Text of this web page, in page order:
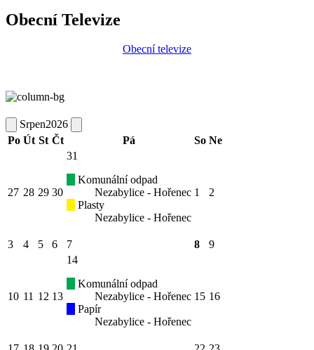
Obecní Televize
Obecní televize
Srpen2026
Po Út St Čt Pá So Ne
27 28 29 30
31
Komunální odpad
Nezabylice - Hořenec
Plasty
Nezabylice - Hořenec
1 2
3 4 5 6 7 8 9
10 11 12 13
14
Komunální odpad
Nezabylice - Hořenec
Papír
Nezabylice - Hořenec
15 16